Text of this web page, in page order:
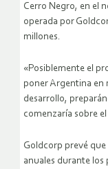
Cerro Negro, en el
operada por
millones.
«Posiblemente el
poner Argentina en
desarrollo,
comenzaría sobre
Goldcorp prevé
anuales durante los